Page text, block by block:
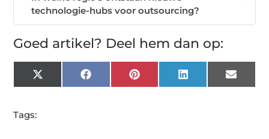
technologie-hubs voor outsourcing?
Goed artikel? Deel hem dan op:
FacebookPinterest LinkedIn Email
Tags: